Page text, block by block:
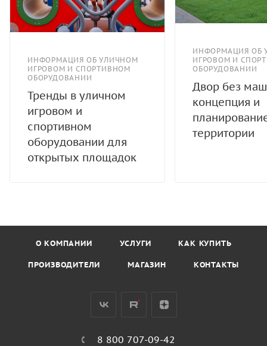
ИНФОРМАЦИЯ ОБ УЛИЧНОМ
ИГРОВОМ И СПОРТИВНОМ
ОБОРУДОВАНИИ
Тренды в уличном
игровом и
спортивном
оборудовании для
открытых площадок
ИНФОРМАЦИЯ ОБ
ИГРОВОМ И
ОБОРУДОВАНИИ
Двор без
концепция и
территории
О КОМПАНИИ УСЛУГИ КАК КУПИТЬ
ПРОИЗВОДИТЕЛИ МАГАЗИН КОНТАКТЫ
8 800 707-09-42